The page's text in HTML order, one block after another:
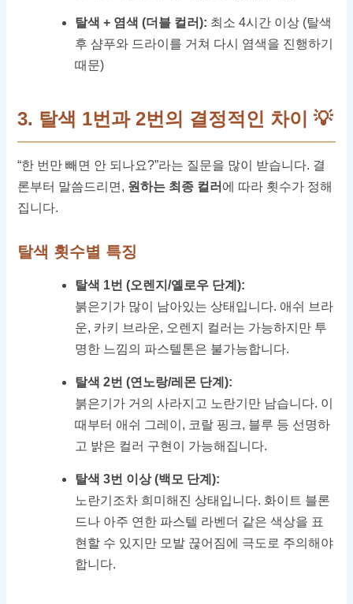
탈색 + 염색 (더블 컬러): 최소 4시간 이상 (탈색
후 샴푸와 드라이를 거쳐 다시 염색을 진행하기
때문)
3. 탈색 1번과 2번의 결정적인 차이 💡
“한 번만 빼면 안 되나요?”라는 질문을 많이 받습니다. 결
론부터 말씀드리면, 원하는 최종 컬러 에 따라 횟수가 정해
집니다.
탈색 횟수별 특징
탈색 1번 (오렌지/옐로우 단계):
붉은기가 많이 남아있는 상태입니다. 애쉬 브라
운, 카키 브라운, 오렌지 컬러는 가능하지만 투
명한 느낌의 파스텔톤은 불가능합니다.
탈색 2번 (연노랑/레몬 단계):
붉은기가 거의 사라지고 노란기만 남습니다. 이
때부터 애쉬 그레이, 코랄 핑크, 블루 등 선명하
고 밝은 컬러 구현이 가능해집니다.
탈색 3번 이상 (백모 단계):
노란기조차 희미해진 상태입니다. 화이트 블론
드나 아주 연한 파스텔 라벤더 같은 색상을 표
현할 수 있지만 모발 끊어짐에 극도로 주의해야
합니다.